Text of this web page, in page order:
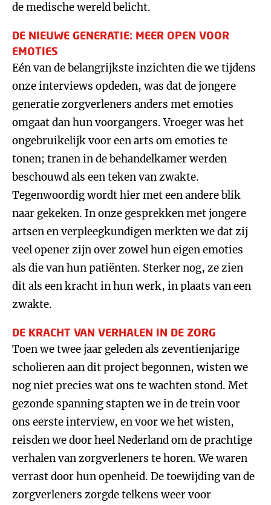
de medische wereld belicht.
DE NIEUWE GENERATIE: MEER OPEN VOOR
EMOTIES
Eén van de belangrijkste inzichten die we tijdens
onze interviews opdeden, was dat de jongere
generatie zorgverleners anders met emoties
omgaat dan hun voorgangers. Vroeger was het
ongebruikelijk voor een arts om emoties te
tonen; tranen in de behandelkamer werden
beschouwd als een teken van zwakte.
Tegenwoordig wordt hier met een andere blik
naar gekeken. In onze gesprekken met jongere
artsen en verpleegkundigen merkten we dat zij
veel opener zijn over zowel hun eigen emoties
als die van hun patiënten. Sterker nog, ze zien
dit als een kracht in hun werk, in plaats van een
zwakte.
DE KRACHT VAN VERHALEN IN DE ZORG
Toen we twee jaar geleden als zeventienjarige
scholieren aan dit project begonnen, wisten we
nog niet precies wat ons te wachten stond. Met
gezonde spanning stapten we in de trein voor
ons eerste interview, en voor we het wisten,
reisden we door heel Nederland om de prachtige
verhalen van zorgverleners te horen. We waren
verrast door hun openheid. De toewijding van de
zorgverleners zorgde telkens weer voor